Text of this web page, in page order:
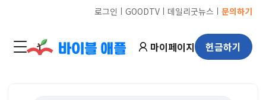
로그인 ㅣ GOODTVㅣ 데일리굿뉴스 ㅣ 문의하기
마이페이지 헌금하기